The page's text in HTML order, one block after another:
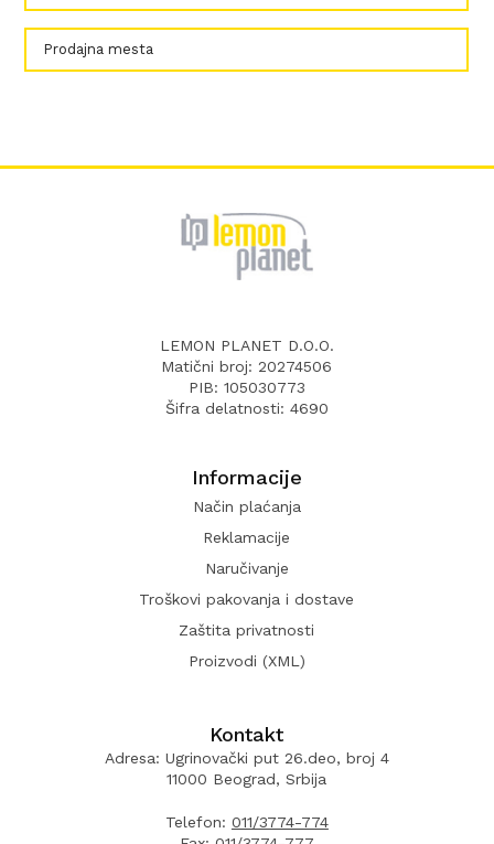
Prodajna mesta
LEMON PLANET D.O.O.
Matični broj: 20274506
PIB: 105030773
Šifra delatnosti: 4690
Informacije
Način plaćanja
Reklamacije
Naručivanje
Troškovi pakovanja i dostave
Zaštita privatnosti
Proizvodi (XML)
Kontakt
Adresa: Ugrinovački put 26.deo, broj 4
11000 Beograd, Srbija
Telefon: 011/3774-774